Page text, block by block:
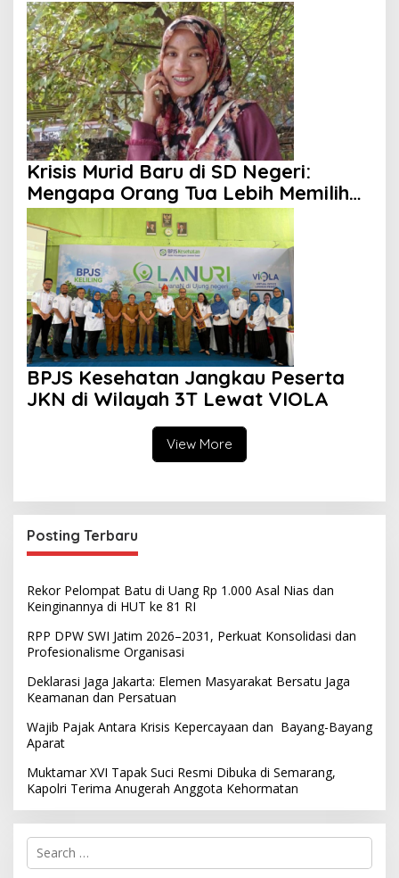
Krisis Murid Baru di SD Negeri:
Mengapa Orang Tua Lebih Memilih
Sekolah Swasta?
BPJS Kesehatan Jangkau Peserta
JKN di Wilayah 3T Lewat VIOLA
View More
Posting Terbaru
Rekor Pelompat Batu di Uang Rp 1.000 Asal Nias dan
Keinginannya di HUT ke 81 RI
RPP DPW SWI Jatim 2026–2031, Perkuat Konsolidasi dan
Profesionalisme Organisasi
Deklarasi Jaga Jakarta: Elemen Masyarakat Bersatu Jaga
Keamanan dan Persatuan
Wajib Pajak Antara Krisis Kepercayaan dan Bayang-Bayang
Aparat
Muktamar XVI Tapak Suci Resmi Dibuka di Semarang,
Kapolri Terima Anugerah Anggota Kehormatan
S